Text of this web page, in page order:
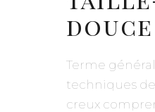
douce
Terme
techniques
creux